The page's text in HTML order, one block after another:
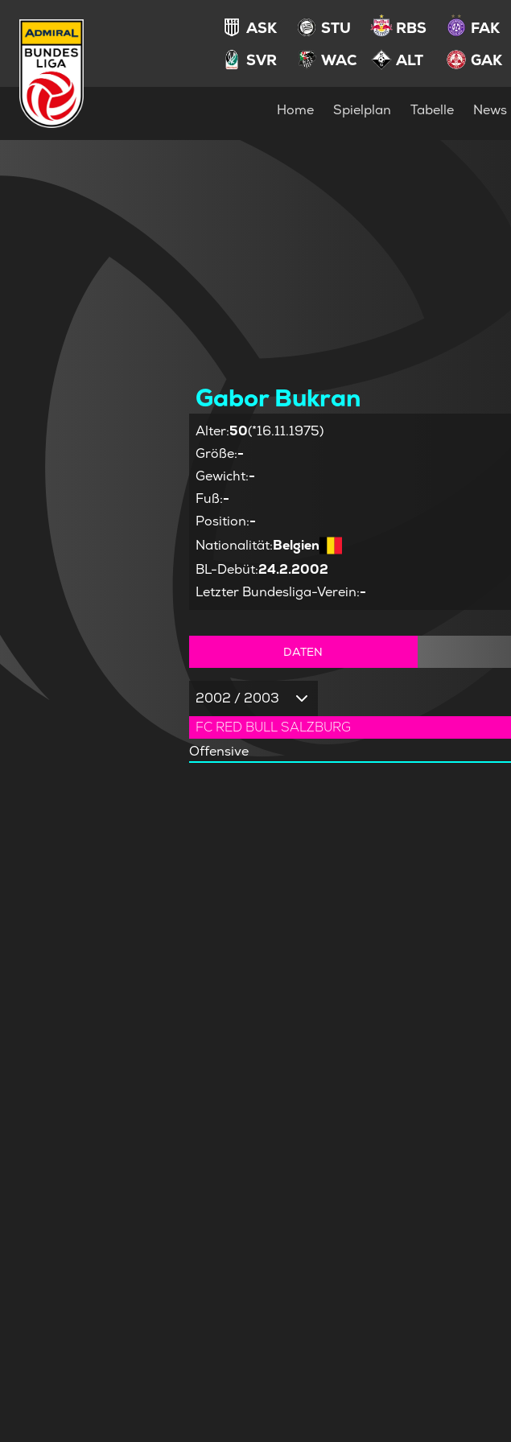
ASK STU RBS FAK
SVR
WAC ALT GAK
Home Spielplan Tabelle News
Gabor Bukran
Alter:50(*16.11.1975)
Größe:-
Gewicht:-
Fuß:-
Position:-
Nationalität:Belgien
BL-Debüt:24.2.2002
Letzter Bundesliga-Verein:-
DATEN
2002 / 2003
FC RED BULL SALZBURG
Offensive